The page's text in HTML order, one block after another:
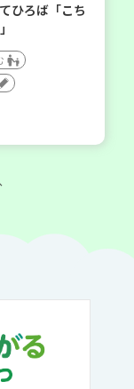
ひろば「こち